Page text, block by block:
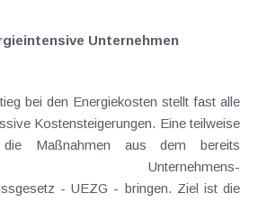
Unternehmen
bei den Energiekosten stellt fast alle
Kostensteigerungen. Eine teilweise
die Maßnahmen aus dem bereits
Unternehmens-
- UEZG - bringen. Ziel ist die